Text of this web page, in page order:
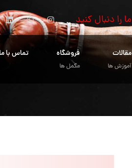
ما را دنبال کنید
مقالات
آموزش ها
فروشگاه
مکمل ها
تماس با